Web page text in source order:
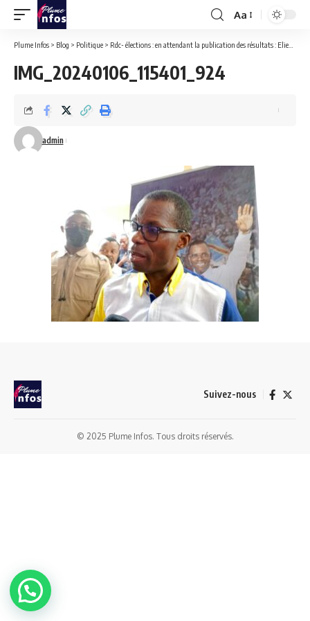
Font
Resizer
Aa
Plume Infos > Blog > Politique > Rdc- élections : en attendant la publication des résultats : Eliezer Ntambwe a réarmé moralement les capables candidats de sa formation politique ACR.
IMG_20240106_115401_924
admin
Suivez-nous
© 2025 Plume Infos. Tous droits réservés.